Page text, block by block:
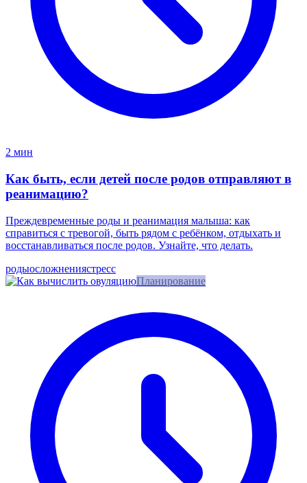
2 мин
Как быть, если детей после родов отправляют в
реанимацию?
Преждевременные роды и реанимация малыша: как
справиться с тревогой, быть рядом с ребёнком, отдыхать и
восстанавливаться после родов. Узнайте, что делать.
родыосложнениястресс
Планирование